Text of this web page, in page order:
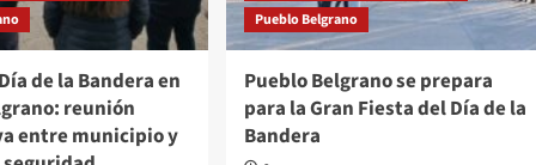
de la Bandera en
reunión
entre municipio y
Pueblo Belgrano
Pueblo Belgrano se prepara
para la Gran Fiesta del Día de la
Bandera